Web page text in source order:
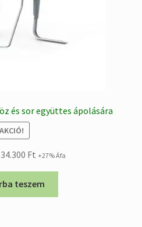
és sor együttes ápolására
AKCIÓ!
Original
Ft.
34.300 FtCurrent
is:
34.300 Ft.
+27% Áfa
teszem